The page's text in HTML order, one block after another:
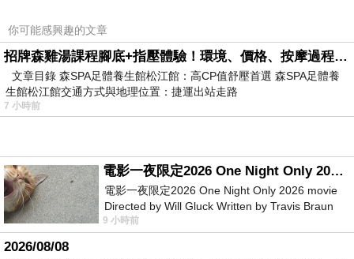
胸前裝飾，立體蝶結可愛滿點~
花苞袖口，纖瘦手臂效果最佳~
百搭推薦，本季由妳引領風潮！
商品訊息描述 :
【Magic la.la.】
你可能感興趣的文章
招牌森雞湯課程腳底+指壓體驗！環境、價格、按摩過程全紀錄，森SPA足體養生館松江館最新價格表
文章目錄 森SPA足體養生館松江館：高CP值舒壓首選 森SPA足體養
生館松江館交通方式與地理位置：捷運出站走路
7 小時前
電影一夜限定2026 One Night Only 2026 movie
電影一夜限定2026 One Night Only 2026 movie
Directed by Will Gluck Written by Travis Braun
Starring Monica Barbaro
9 小時前
2026/08/08